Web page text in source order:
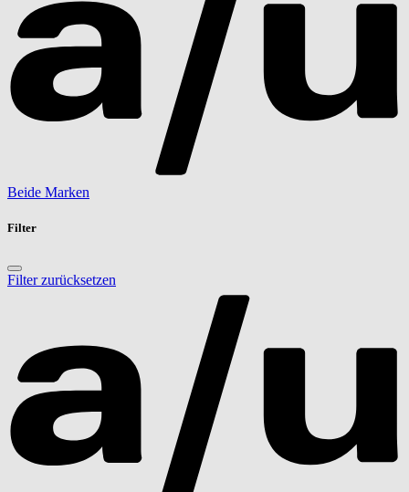
Beide Marken
Filter
Filter zurücksetzen